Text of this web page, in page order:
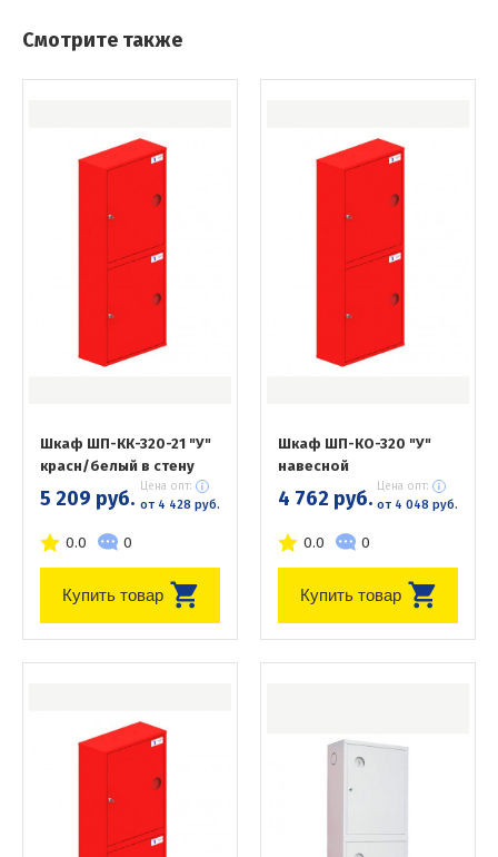
Смотрите также
Шкаф ШП-КК-320-21 "У"
красн/белый в стену
5 209 руб. Цена опт:
от 4 428 руб.
0.0 0
Купить товар
Шкаф ШП-КО-320 "У"
навесной
4 762 руб. Цена опт:
от 4 048 руб.
0.0 0
Купить товар